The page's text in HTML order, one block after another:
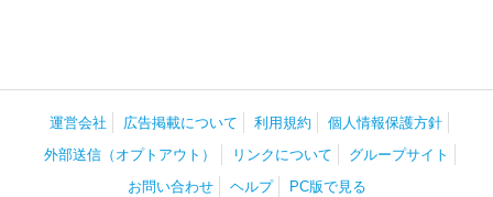
運営会社 広告掲載について 利用規約
個人情報保護方針
外部送信（オプトアウト）
リンクについて
グループサイト
お問い合わせ
ヘルプ PC版で見る